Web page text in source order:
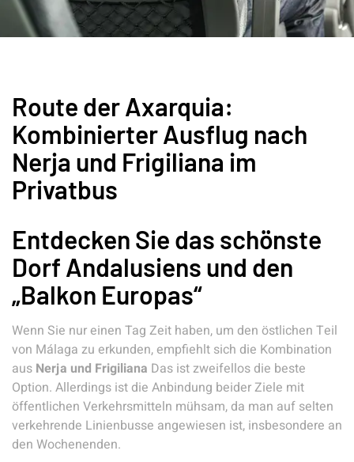
Route der Axarquia:
Kombinierter Ausflug nach
Nerja und Frigiliana im
Privatbus
Entdecken Sie das schönste
Dorf Andalusiens und den
„Balkon Europas“
Wenn Sie nur einen Tag Zeit haben, um den östlichen Teil
von Málaga zu erkunden, empfiehlt sich die Kombination
aus Nerja und Frigiliana Das ist zweifellos die beste
Option. Allerdings ist die Anbindung beider Ziele mit
öffentlichen Verkehrsmitteln mühsam, da man auf selten
verkehrende Linienbusse angewiesen ist, insbesondere an
den Wochenenden.